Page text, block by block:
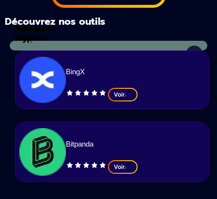
Découvrez nos outils
Calculateur
d'impots
Analyses
crypto
BingX
Voir
Bitpanda
Voir